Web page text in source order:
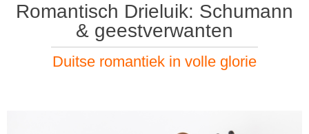
Romantisch Drieluik: Schumann
& geestverwanten
Duitse romantiek in volle glorie